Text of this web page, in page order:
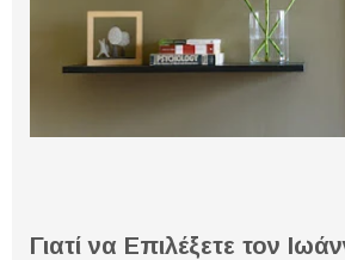
Γιατί να Επιλέξετε τον